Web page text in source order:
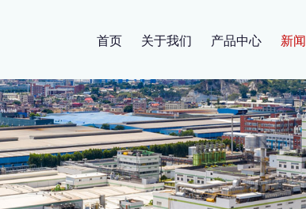
首页 关于我们 产品中心 新闻